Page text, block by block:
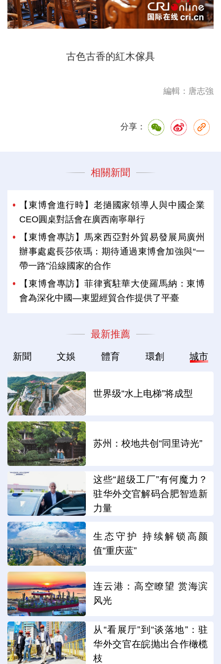
古色古香的紅木傢具
編輯：唐志強
分享：
相關新聞
【東博會進行時】老撾國家領導人與中國企業
CEO圓桌對話會在廣西南寧舉行
【東博會專訪】馬來西亞對外貿易發展局廣州
辦事處處長莎依瑪：期待通過東博會加強與“一
帶一路”沿線國家的合作
【東博會專訪】菲律賓駐華大使羅馬納：東博
會為深化中國—東盟經貿合作提供了平臺
最新推薦
新聞 文娛 體育 環創 城市
世界级“水上电梯”将成型
苏州：校地共创“同里诗光”
这些“超级工厂”有何魔力？
驻华外交官解码合肥智造新
力量
生态守护 持续解锁高颜
值“重庆蓝”
连云港：高空瞭望 赏海滨
风光
从“看展厅”到“谈落地”：驻
华外交官在皖抛出合作橄榄
枝